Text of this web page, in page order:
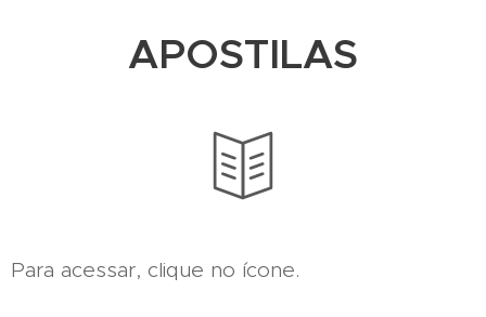
APOSTILAS
Para acessar, clique no ícone.